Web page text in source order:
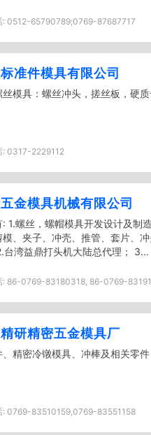
: 0512-65790789;0769-87687717
准件模具有限公司
模具：螺丝冲头，搓丝板，硬质
: 0317-2229112
金模具机械有限公司
1.螺丝，螺帽模具开发设计及制
、夹子、冲壳、推管、套片、
台湾益鼎打头机大陆总代理； 3...
: 86-0769-83180318, 86-0769-
研精密五金模具厂
精密冷镦模具、冲棒及相关零件
: 0769-83510159,0769-83551158